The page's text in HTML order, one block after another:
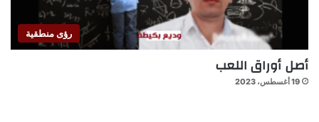
رؤى منطقية
أصل أوراق اللعب
19 أغسطس، 2023